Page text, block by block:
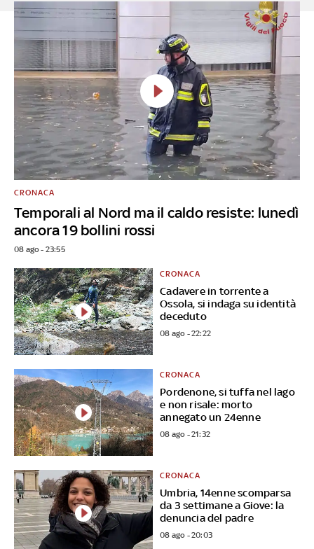
Temporali al Nord ma il caldo resiste: lunedì
ancora 19 bollini rossi
CRONACA
08 ago - 23:55
Cadavere in torrente a
Ossola, si indaga su identità
deceduto
CRONACA
08 ago - 22:22
Pordenone, si tuffa nel lago
e non risale: morto
annegato un 24enne
CRONACA
08 ago - 21:32
Umbria, 14enne scomparsa
da 3 settimane a Giove: la
denuncia del padre
CRONACA
08 ago - 20:03